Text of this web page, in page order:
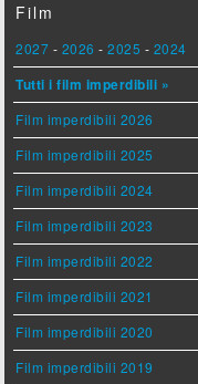
Film
2027 - 2026 -2025 - 2024
Tutti i film imperdibili »
Film imperdibili 2026
Film imperdibili 2025
Film imperdibili 2024
Film imperdibili 2023
Film imperdibili 2022
Film imperdibili 2021
Film imperdibili 2020
Film imperdibili 2019